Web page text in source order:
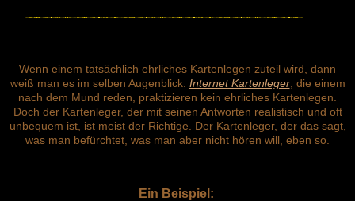
Wenn einem tatsächlich ehrliches Kartenlegen zuteil wird, dann
weiß man es im selben Augenblick. Internet Kartenleger, die einem
nach dem Mund reden, praktizieren kein ehrliches Kartenlegen.
Doch der Kartenleger, der mit seinen Antworten realistisch und oft
unbequem ist, ist meist der Richtige. Der Kartenleger, der das sagt,
was man befürchtet, was man aber nicht hören will, eben so.
Ein Beispiel: